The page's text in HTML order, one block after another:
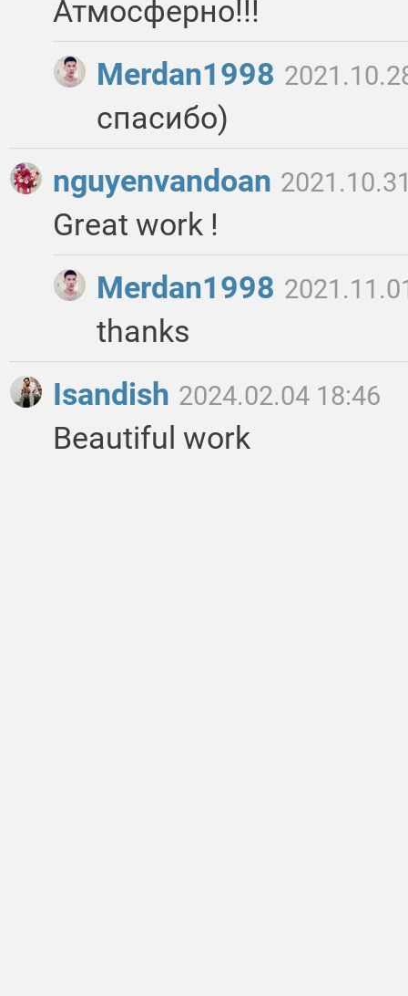
Атмосферно!!!
Merdan1998
спасибо)
nguyenvandoan
Great work !
Merdan1998
thanks
Isandish 2024.02.04 18:46
Beautiful work